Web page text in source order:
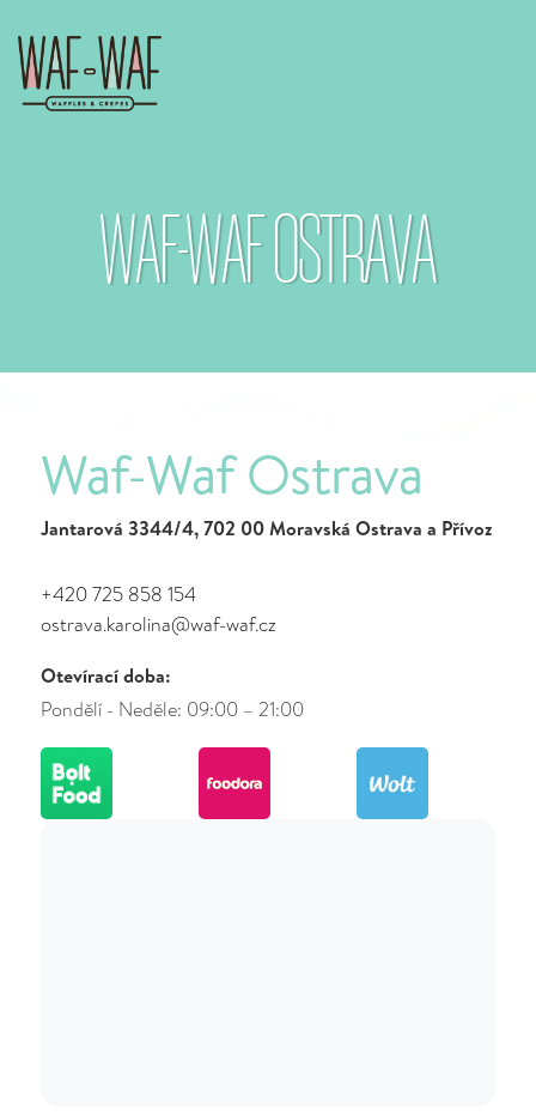
WAF-WAF OSTRAVA
Waf-Waf Ostrava
Jantarová 3344/4, 702 00 Moravská Ostrava a Přívoz
+420 725 858 154
ostrava.karolina@waf-waf.cz
Otevírací doba:
Pondělí - Neděle: 09:00 – 21:00